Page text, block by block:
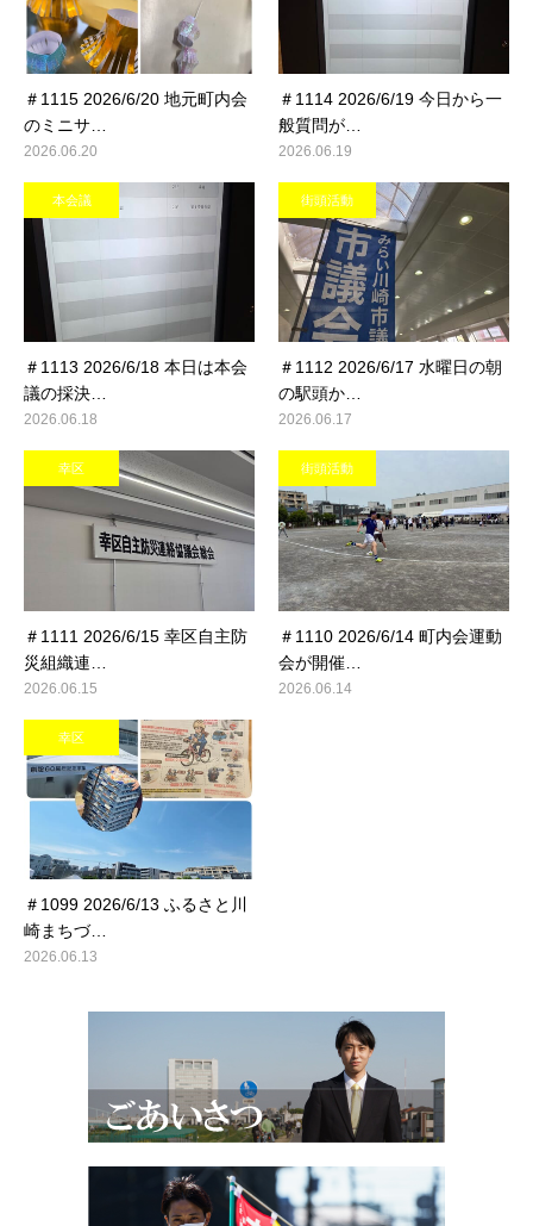
＃1115 2026/6/20 地元町内会
のミニサ…
2026.06.20
＃1114 2026/6/19 今日から一
般質問が…
2026.06.19
本会議
＃1113 2026/6/18 本日は本会
議の採決…
2026.06.18
街頭活動
＃1112 2026/6/17 水曜日の朝
の駅頭か…
2026.06.17
幸区
＃1111 2026/6/15 幸区自主防
災組織連…
2026.06.15
街頭活動
＃1110 2026/6/14 町内会運動
会が開催…
2026.06.14
幸区
＃1099 2026/6/13 ふるさと川
崎まちづ…
2026.06.13